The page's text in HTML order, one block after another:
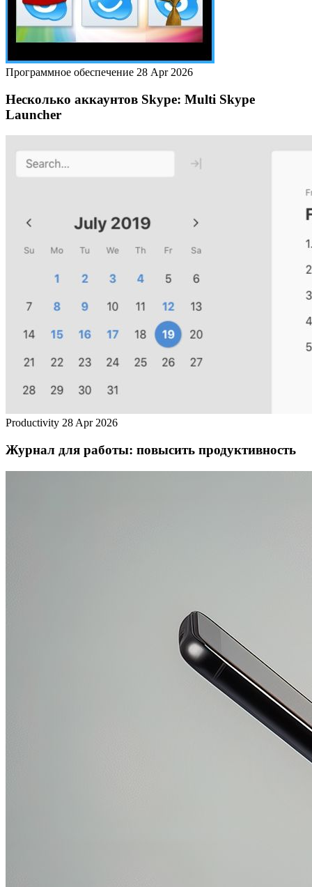
Программное обеспечение 28 Apr 2026
Несколько аккаунтов Skype: Multi Skype
Launcher
Productivity 28 Apr 2026
Журнал для работы: повысить продуктивность